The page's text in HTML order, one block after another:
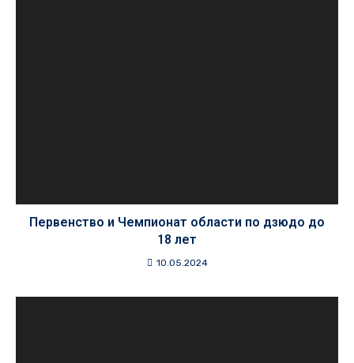
Первенство и Чемпионат области по дзюдо до
18 лет
10.05.2024